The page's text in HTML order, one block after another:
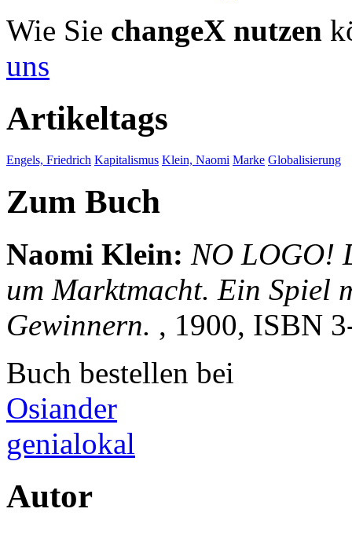
Wie Sie changeX nutzen
uns
Artikeltags
Engels, Friedrich Kapitalismus Klein, Naomi Marke Globalisierung
Zum Buch
Naomi Klein: NO LOGO!
um Marktmacht. Ein Spiel
Gewinnern. , 1900, ISBN
Buch bestellen bei
Osiander
genialokal
Autor